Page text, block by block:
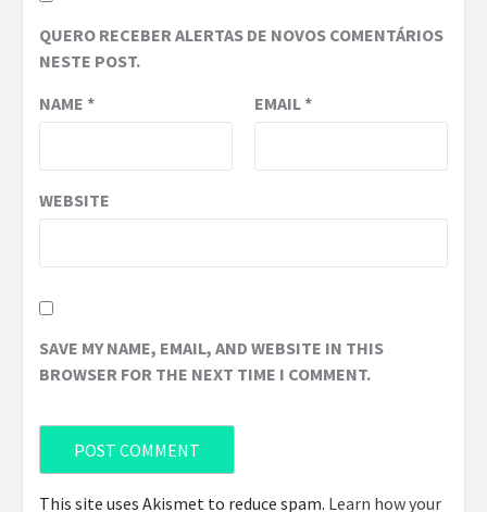
QUERO RECEBER ALERTAS DE NOVOS COMENTÁRIOS
NESTE POST.
NAME * EMAIL*
WEBSITE
SAVE MY NAME, EMAIL, AND WEBSITE IN THIS
BROWSER FOR THE NEXT TIME I COMMENT.
This site uses Akismet to reduce spam. Learn how your